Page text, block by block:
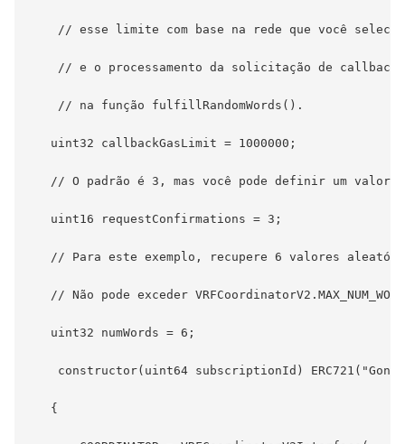
// esse limite com base na rede que você
// e o processamento da solicitação de
    // na função fulfillRandomWords().
   uint32 callbackGasLimit = 1000000;
// O padrão é 3, mas você pode definir um valor
   uint16 requestConfirmations = 3;
// Para este exemplo, recupere 6 valores
// Não pode exceder
   uint32 numWords = 6;
constructor(uint64 subscriptionId)
   {